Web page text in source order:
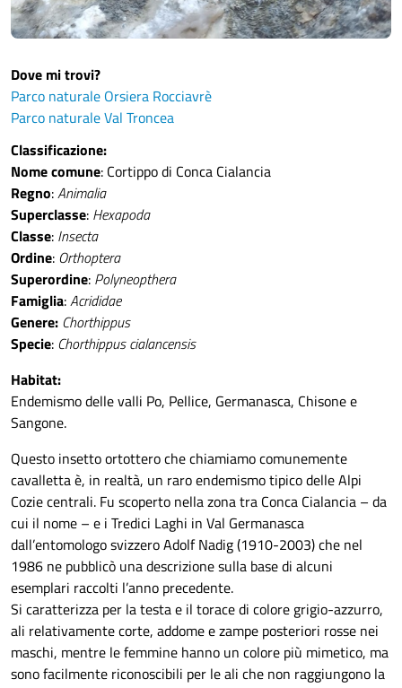
Dove mi trovi?
Parco naturale Orsiera Rocciavrè
Parco naturale Val Troncea
Classificazione:
Nome comune: Cortippo di Conca Cialancia
Regno:Animalia
Superclasse: Hexapoda
Classe: Insecta
Ordine: Orthoptera
Superordine: Polyneopthera
Famiglia:Acrididae
Genere: Chorthippus
Specie: Chorthippus cialancensis
Habitat:
Endemismo delle valli Po, Pellice, Germanasca, Chisone e
Sangone.
Questo insetto ortottero che chiamiamo comunemente
cavalletta è, in realtà, un raro endemismo tipico delle Alpi
Cozie centrali. Fu scoperto nella zona tra Conca Cialancia – da
cui il nome – e i Tredici Laghi in Val Germanasca
dall’entomologo svizzero Adolf Nadig (1910-2003) che nel
1986 ne pubblicò una descrizione sulla base di alcuni
esemplari raccolti l’anno precedente.
Si caratterizza per la testa e il torace di colore grigio-azzurro,
ali relativamente corte, addome e zampe posteriori rosse nei
maschi, mentre le femmine hanno un colore più mimetico, ma
sono facilmente riconoscibili per le ali che non raggiungono la